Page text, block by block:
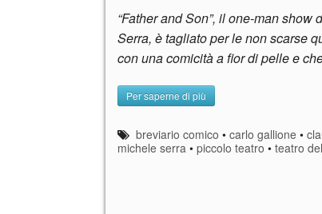
“Father and Son”, il one-man
Serra, è tagliato per le non scarse
con una comicità a fior di pelle e
Per saperne di più
breviario comico •carlo gallione •
michele serra • piccolo teatro • teatro